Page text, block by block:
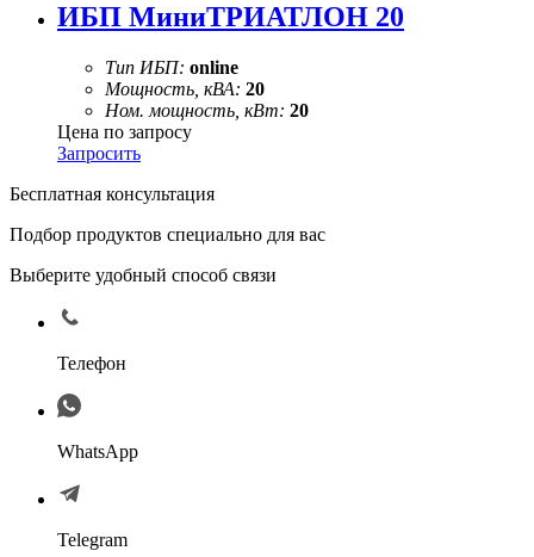
ИБП МиниТРИАТЛОН 20
Тип ИБП: online
Мощность, кВА: 20
Ном. мощность, кВт: 20
Цена по запросу
Запросить
Бесплатная консультация
Подбор продуктов специально для вас
Выберите удобный способ связи
Телефон
WhatsApp
Telegram